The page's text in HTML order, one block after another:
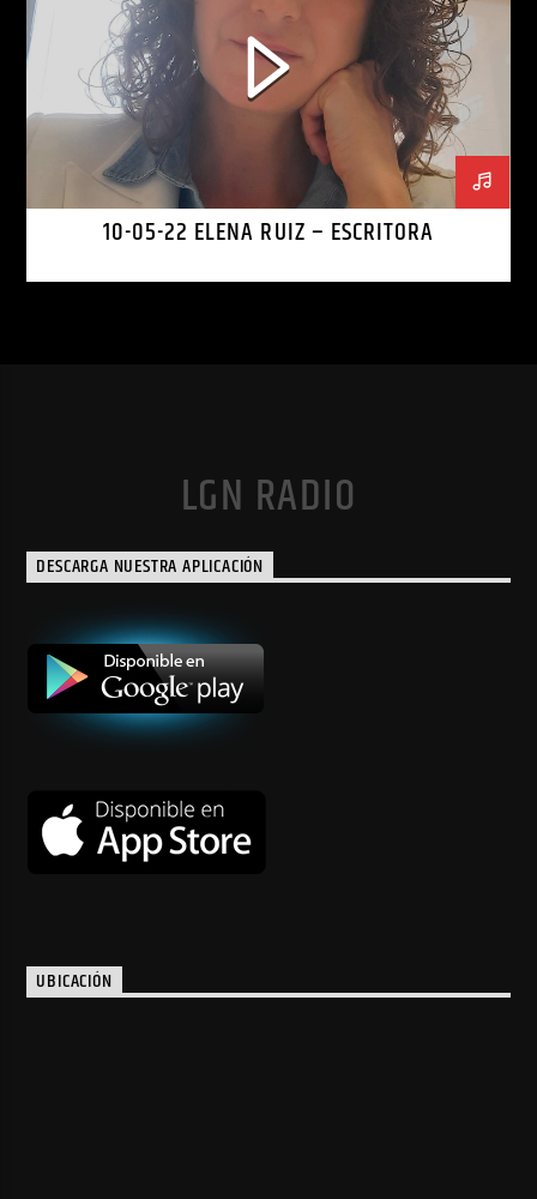
10-05-22 ELENA RUIZ – ESCRITORA
LGN RADIO
DESCARGA NUESTRA APLICACIÓN
UBICACIÓN